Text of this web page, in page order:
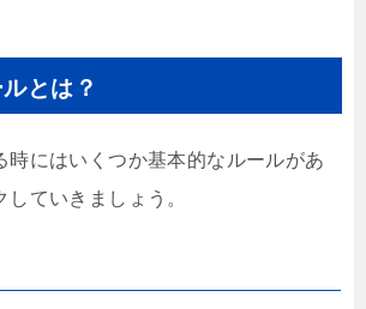
とは？
時にはいくつか基本的なルールがあ
していきましょう。